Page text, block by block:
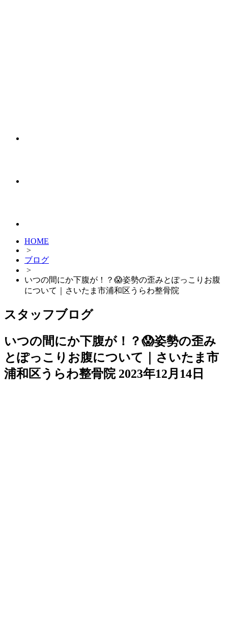
HOME
>
ブログ
>
いつの間にか下腹が！？😱姿勢の歪みとぽっこりお腹
について｜さいたま市浦和区うらわ整骨院
スタッフブログ
いつの間にか下腹が！？😱姿勢の歪み
とぽっこりお腹について｜さいたま市
浦和区うらわ整骨院 2023年12月14日